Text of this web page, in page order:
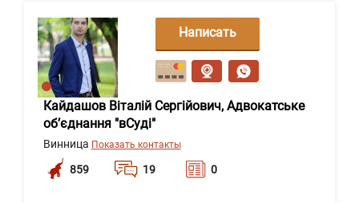
Кайдашов Віталій Сергійович, Адвокатське
об’єднання "вСуді"
Винница Показать контакты
859 19 0
Написать
сообщение